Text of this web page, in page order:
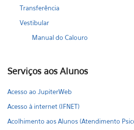
Transferência
Vestibular
Manual do Calouro
Serviços aos Alunos
Acesso ao JupiterWeb
Acesso à internet (IFNET)
Acolhimento aos Alunos (Atendimento